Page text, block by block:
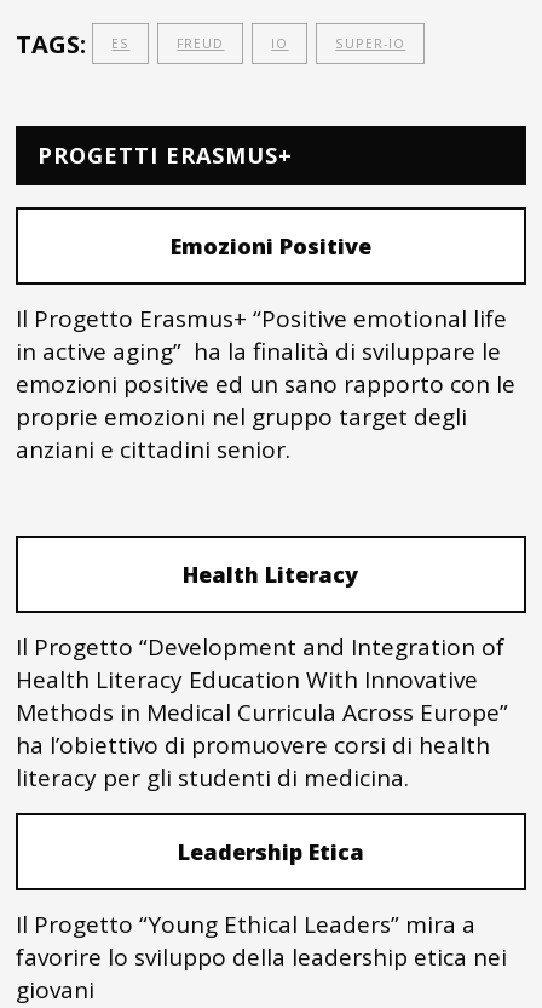
TAGS: ES FREUD IO SUPER-IO
PROGETTI ERASMUS+
Emozioni Positive
Il Progetto Erasmus+ “Positive emotional life
in active aging” ha la finalità di sviluppare le
emozioni positive ed un sano rapporto con le
proprie emozioni nel gruppo target degli
anziani e cittadini senior.
Health Literacy
Il Progetto “Development and Integration of
Health Literacy Education With Innovative
Methods in Medical Curricula Across Europe”
ha l’obiettivo di promuovere corsi di health
literacy per gli studenti di medicina.
Leadership Etica
Il Progetto “Young Ethical Leaders” mira a
favorire lo sviluppo della leadership etica nei
giovani